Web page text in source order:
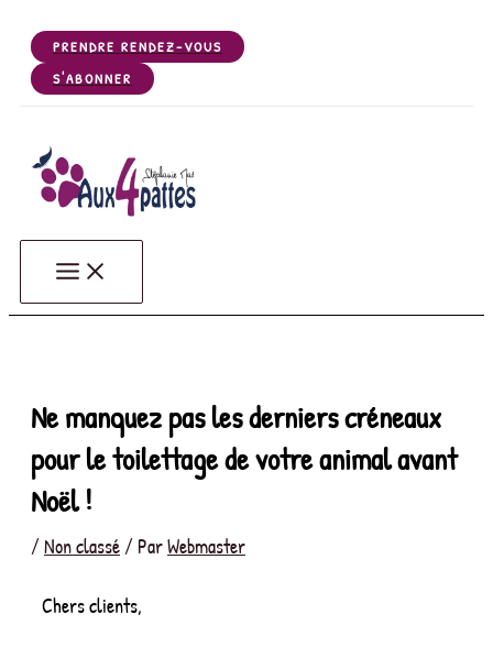
contenu
PRENDRE RENDEZ-VOUS
S'ABONNER
Aux 4 Pattes - Votre salon de toilettage de Chiens, Chats,
Votre salon de toilettage de Gerzat (63360), près de Riom, Clermont Ferrand,
Ne manquez pas les derniers créneaux
pour le toilettage de votre animal avant
Noël !
/Non classé / ParWebmaster
Chers clients,